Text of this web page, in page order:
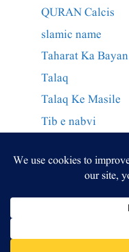
QURAN Calcis
slamic name
Taharat Ka Bayan
Talaq
Talaq Ke Masile
Tib e nabvi
وراثت کے احکام